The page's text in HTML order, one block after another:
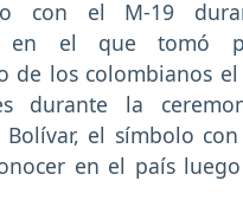
con el M-19
en el que tomó
de los colombianos
durante la
Bolívar, el símbolo
en el país